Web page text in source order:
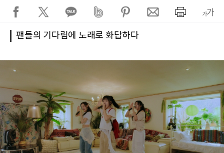
팬들의 기다림에 노래로 화답하다